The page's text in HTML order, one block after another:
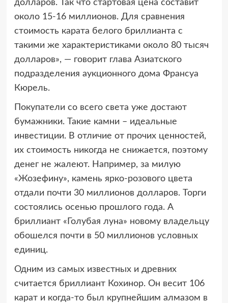
долларов. Так что стартовая цена составит
около 15-16 миллионов. Для сравнения
стоимость карата белого бриллианта с
такими же характеристиками около 80 тысяч
долларов», — говорит глава Азиатского
подразделения аукционного дома Франсуа
Кюрель.
Покупатели со всего света уже достают
бумажники. Такие камни – идеальные
инвестиции. В отличие от прочих ценностей,
их стоимость никогда не снижается, поэтому
денег не жалеют. Например, за милую
«Жозефину», камень ярко-розового цвета
отдали почти 30 миллионов долларов. Торги
состоялись осенью прошлого года. А
бриллиант «Голубая луна» новому владельцу
обошелся почти в 50 миллионов условных
единиц.
Одним из самых известных и древних
считается бриллиант Кохинор. Он весит 106
карат и когда-то был крупнейшим алмазом в